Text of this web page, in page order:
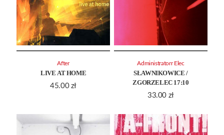
LIVE AT HOME
45.00 zł
After
SŁAWNIKOWICE /
ZGORZELEC 17:10
33.00 zł
Administratorr Elec